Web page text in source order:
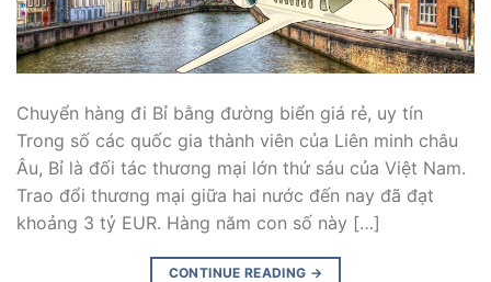
Chuyển hàng đi Bỉ bằng đường biển giá rẻ, uy tín
Trong số các quốc gia thành viên của Liên minh châu
Âu, Bỉ là đối tác thương mại lớn thứ sáu của Việt Nam.
Trao đổi thương mại giữa hai nước đến nay đã đạt
khoảng 3 tỷ EUR. Hàng năm con số này […]
CONTINUE READING →